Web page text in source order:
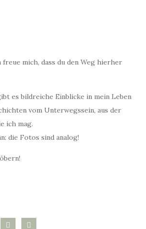
freue mich, dass du den Weg hierher
es bildreiche Einblicke in mein Leben
vom Unterwegssein, aus der
ich mag.
die Fotos sind analog!
pinterest
mail